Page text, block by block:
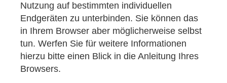
Nutzung auf bestimmten individuellen
Endgeräten zu unterbinden. Sie können das
in Ihrem Browser aber möglicherweise selbst
tun. Werfen Sie für weitere Informationen
hierzu bitte einen Blick in die Anleitung Ihres
Browsers.